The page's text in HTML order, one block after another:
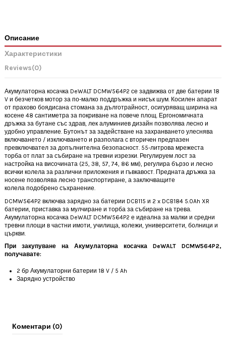
Описание
Характеристики
Reviews(0)
Акумулаторна косачка DeWALT DCMW564P2 се задвижва от две батерии 18
V и безчетков мотор за по-малко поддръжка и нисък шум. Косилен апарат
от прахово боядисана стомана за дълготрайност, осигуряващ ширина на
косене 48 сантиметра за покриване на повече площ. Ергономичната
дръжка за бутане със здрав, лек алуминиев дизайн позволява лесно и
удобно управление. Бутонът за задействане на захранването улеснява
включването / изключването и разполага с вторичен предпазен
превключвател за допълнителна безопасност. 55-литрова мрежеста
торба от плат за събиране на тревни изрезки. Регулируем лост за
настройка на височината (25, 38, 57, 74, 86 мм), регулира бързо и лесно
всички колела за различни приложения и гъвкавост. Предната дръжка за
носене позволява лесно транспортиране, а заключващите
колела подобрено съхранение.
DCMW564P2 включва зарядно за батерии DCB115 и 2 x DCB184 5.0Ah XR
батерии, приставка за мулчиране и торба за събиране на трева.
Акумулаторна косачка DeWALT DCMW564P2 е идеална за малки и средни
тревни площи в частни имоти, училища, колежи, университети, болници и
църкви.
При закупуване на Акумулаторна косачка DeWALT DCMW564P2,
получавате:
2 бр Акумулаторни батерии 18 V / 5 Ah
Зарядно устройство
Коментари (0)